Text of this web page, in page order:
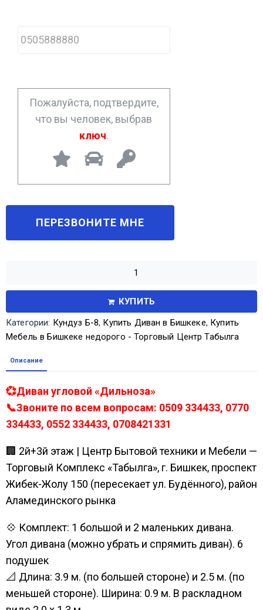
h
o
*
Пожалуйста, подтвердите,
что вы человек, выбрав
ключ.
КУПИТЬ
Категории: Кундуз Б-8, Купить Диван в Бишкеке, Купить
Мебель в Бишкеке недорого - Торговый Центр Табылга
Описание
💞Диван угловой «Дильноза»
📞Звоните по всем вопросам: 0509 334433, 0770
334433, 0552 334433, 0708421331
🏢 2й+3й этаж | Центр Бытовой техники и Мебели —
Торговый Комплекс «Табылга», г. Бишкек, проспект
Жибек-Жолу 150 (пересекает ул. Будённого), район
Аламединского рынка
💠 Комплект: 1 большой и 2 маленьких дивана.
Угол дивана (можно убрать и спрямить диван). 6
подушек
📐 Длина: 3.9 м. (по большей стороне) и 2.5 м. (по
меньшей стороне). Ширина: 0.9 м. В раскладном